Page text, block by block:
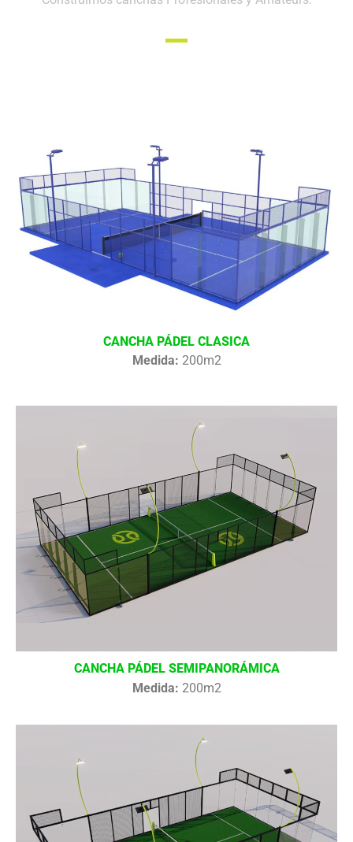
CANCHA PÁDEL CLASICA
Medida: 200m2
CANCHA PÁDEL SEMIPANORÁMICA
Medida: 200m2